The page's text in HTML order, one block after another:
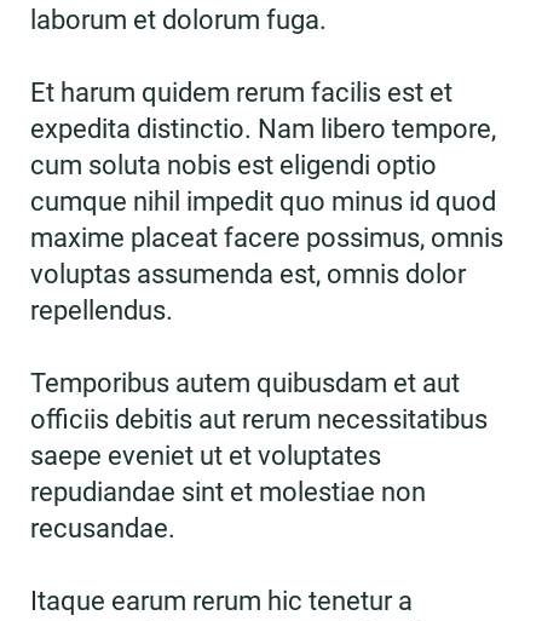
laborum et dolorum fuga.
Et harum quidem rerum facilis est et
expedita distinctio. Nam libero tempore,
cum soluta nobis est eligendi optio
cumque nihil impedit quo minus id quod
maxime placeat facere possimus, omnis
voluptas assumenda est, omnis dolor
repellendus.
Temporibus autem quibusdam et aut
officiis debitis aut rerum necessitatibus
saepe eveniet ut et voluptates
repudiandae sint et molestiae non
recusandae.
Itaque earum rerum hic tenetur a